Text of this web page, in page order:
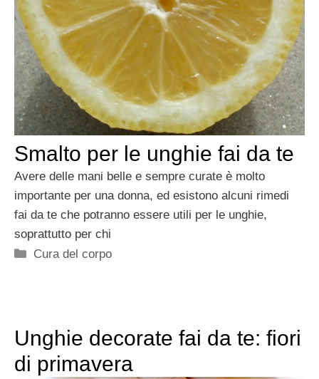
Smalto per le unghie fai da te
Avere delle mani belle e sempre curate è molto
importante per una donna, ed esistono alcuni rimedi
fai da te che potranno essere utili per le unghie,
soprattutto per chi
Categorie
Cura del corpo
Unghie decorate fai da te: fiori
di primavera